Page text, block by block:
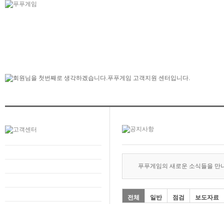
푸푸게임의 새로운 소식들을 만
전체 일반 점검 보도자료